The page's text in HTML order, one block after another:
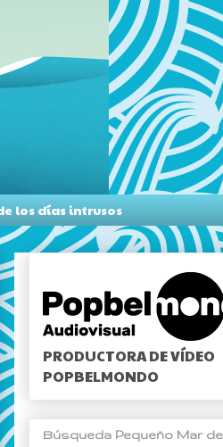
los días intrusos
PRODUCTORA DE VÍDEO
POPBELMONDO
Búsqueda Pequeño Mar